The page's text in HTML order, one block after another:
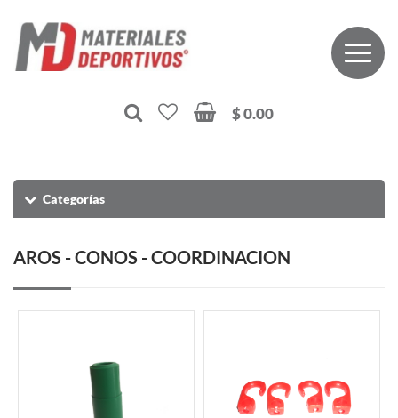
$ 0.00
Categorías
AROS - CONOS - COORDINACION